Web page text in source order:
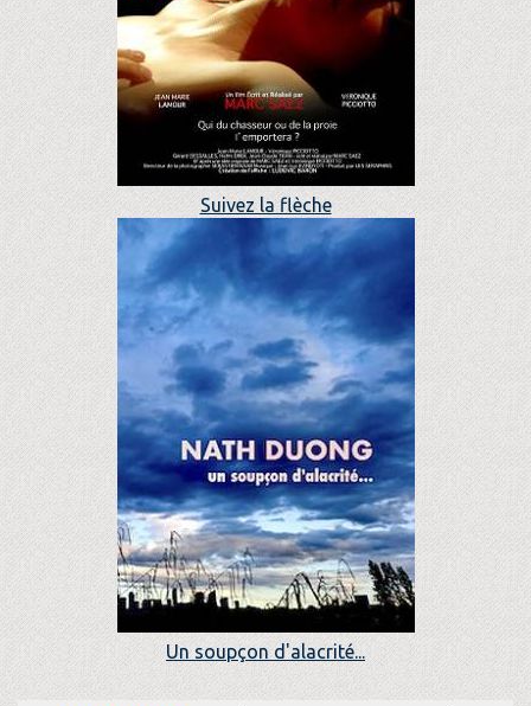
Suivez la flèche
Un soupçon d'alacrité...